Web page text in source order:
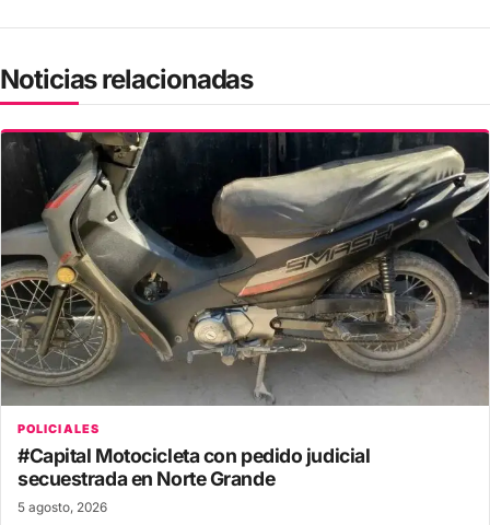
Noticias relacionadas
POLICIALES
#Capital Motocicleta con pedido judicial
secuestrada en Norte Grande
5 agosto, 2026